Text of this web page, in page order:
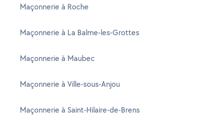
Maçonnerie à Roche
Maçonnerie à La Balme-les-Grottes
Maçonnerie à Maubec
Maçonnerie à Ville-sous-Anjou
Maçonnerie à Saint-Hilaire-de-Brens